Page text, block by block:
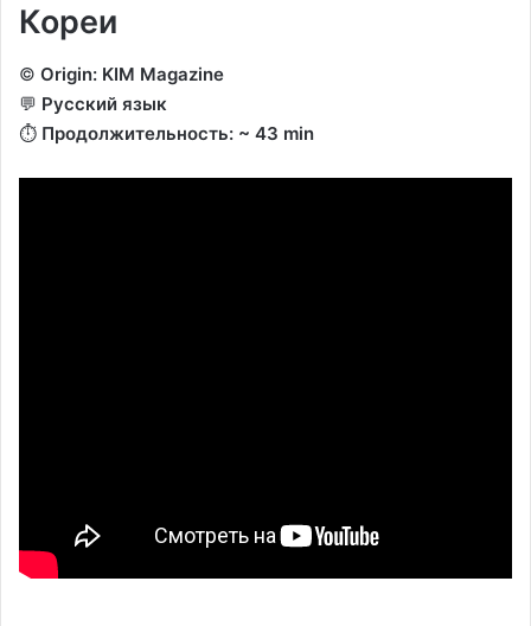
Кореи
©️ Origin: KIM Magazine
💬 Русский язык
⏱️ Продолжительность: ~ 43 min